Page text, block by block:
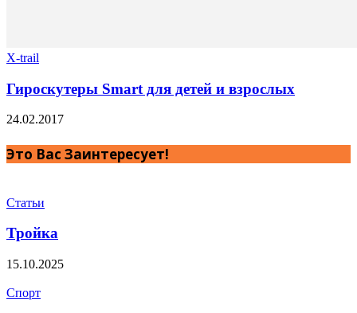
X-trail
Гироскутеры Smart для детей и взрослых
24.02.2017
Это Вас Заинтересует!
Статьи
Тройка
15.10.2025
Спорт